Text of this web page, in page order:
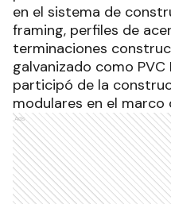
en el sistema de
framing, perfiles de
terminaciones
galvanizado como PVC
participó de la
modulares en el marco
Ads